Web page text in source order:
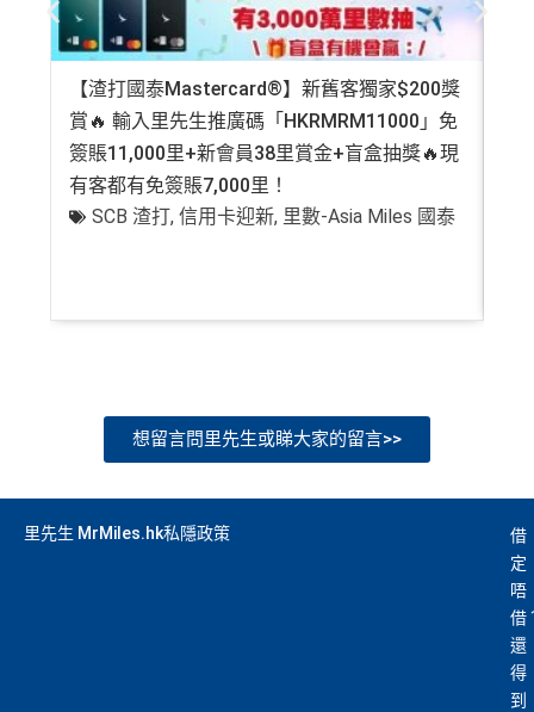
our information accurate and up to date. This information
may be different than what you see when you visit a finan
or any discrepancy in product information, please refer to t
he financial institution’s website for the most updated versi
on. All financial products and services are presented witho
ut warranty. Additionally, this site may be compensated thr
ough third party advertisers. However, the results of our c
【渣打國泰Mastercard®】新舊客獨家$200獎
賞🔥 輸入里先生推廣碼「HKRMRM11000」免
簽賬11,000里+新會員38里賞金+盲盒抽獎🔥現
有客都有免簽賬7,000里！
SCB 渣打,信用卡迎新, 里數-Asia Miles 國泰
想留言問里先生或睇大家的留言>>
里先生 MrMiles.hk私隱政策
借
定
唔
借
還
得
到